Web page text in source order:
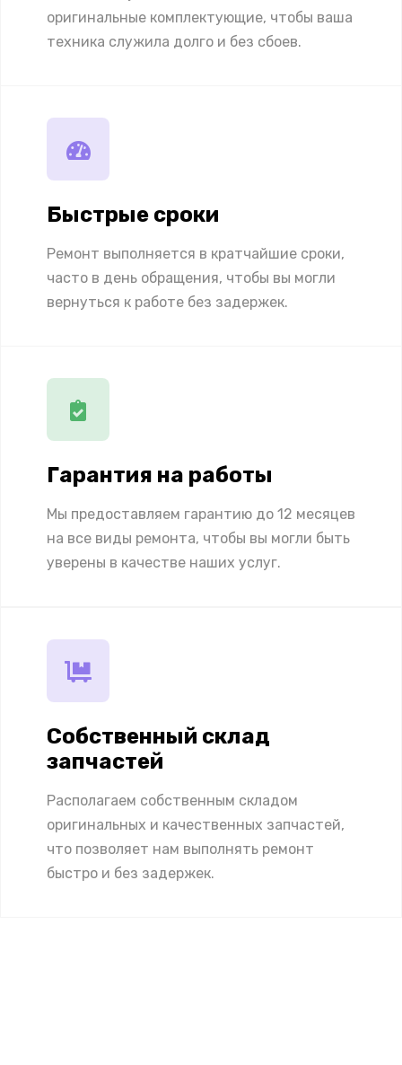
оригинальные комплектующие, чтобы ваша
техника служила долго и без сбоев.
Быстрые сроки
Ремонт выполняется в кратчайшие сроки,
часто в день обращения, чтобы вы могли
вернуться к работе без задержек.
Гарантия на работы
Мы предоставляем гарантию до 12 месяцев
на все виды ремонта, чтобы вы могли быть
уверены в качестве наших услуг.
Собственный склад
запчастей
Располагаем собственным складом
оригинальных и качественных запчастей,
что позволяет нам выполнять ремонт
быстро и без задержек.